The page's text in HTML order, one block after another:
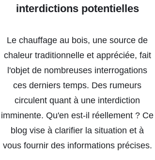
interdictions potentielles
Le chauffage au bois, une source de
chaleur traditionnelle et appréciée, fait
l'objet de nombreuses interrogations
ces derniers temps. Des rumeurs
circulent quant à une interdiction
imminente. Qu'en est-il réellement ? Ce
blog vise à clarifier la situation et à
vous fournir des informations précises.